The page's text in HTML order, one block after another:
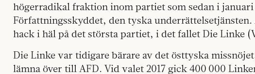
högerradikal fraktion inom partiet som sedan i januari
Författningsskyddet, den tyska underrättelsetjänsten.
hack i häl på det största partiet, i det fallet Die Linke
Die Linke var tidigare bärare av det östtyska
lämna över till AFD. Vid valet 2017 gick 400 000